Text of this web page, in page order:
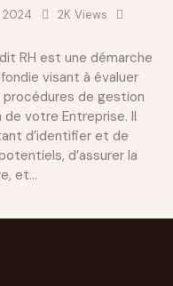
2024 2K Views
RH est une démarche
visant à évaluer
de gestion
de votre Entreprise. Il
d’identifier et de
d’assurer la
et…